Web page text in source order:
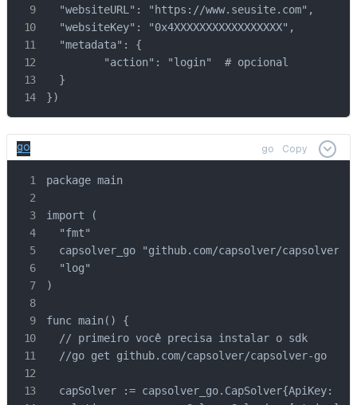
  "websiteURL": "https://www.seusite.com",
  "websiteKey": "0x4XXXXXXXXXXXXXXXXX",
  "metadata": {
  }
})
go go Copy
package main
import (
  "fmt"
capsolver_go "github.com/capsolver/capsolver-
  "log"
)
func main() {
  // primeiro você precisa instalar o sdk
  //go get github.com/capsolver/capsolver-go
capSolver := capsolver_go.CapSolver{ApiKey: